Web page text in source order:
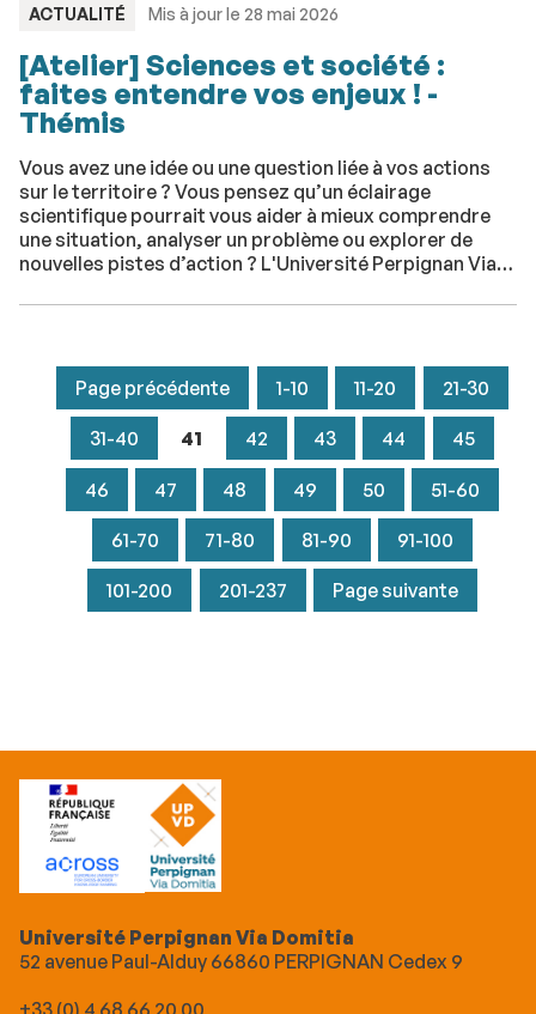
TYPE
ACTUALITÉ Mis à jour le 28 mai 2026
[Atelier] Sciences et société :
faites entendre vos enjeux ! -
Thémis
Vous avez une idée ou une question liée à vos actions
sur le territoire ? Vous pensez qu’un éclairage
scientifique pourrait vous aider à mieux comprendre
une situation, analyser un problème ou explorer de
nouvelles pistes d’action ? L'Université Perpignan Via
Page précédente 1-10 11-20 21-30
31-40 41 42 43 44 45
46 47 48 49 50 51-60
61-70 71-80 81-90 91-100
101-200 201-237 Page suivante
Université Perpignan Via Domitia
52 avenue Paul-Alduy 66860 PERPIGNAN Cedex 9